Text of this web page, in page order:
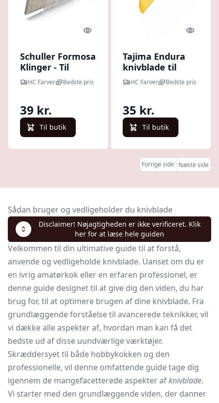
Quick look
Schuller Formosa
Klinger - Til
hobbykniv 18
mm - 10 stk
HC Farver Bedste pris
39 kr.
Til butik
Quick
Tajima Endura
knivblade til
hobbykniv 9 mm
- 10 stk
HC Farver Bedste pris
35 kr.
Til butik
Forrige side Næste side
Sådan bruger og vedligeholder du knivblade
Disclaimer! Nøjagtigheden er ikke verificeret. Klik
her for at læse hele guiden
Velkommen til din ultimative guide til at forstå,
anvende og vedligeholde knivblade. Uanset om du er
en ivrig amatørkok eller en erfaren professionel, er
denne guide designet til at give dig den viden, du har
brug for, til at optimere brugen af dine knivblade. Fra
grundlæggende forståelse til avancerede teknikker, vil
vi dække alle aspekter af, hvordan man kan få det
bedste ud af disse uundværlige værktøjer.
Skræddersyet til både hobbykokken og den
professionelle, vil denne omfattende guide tage dig
igennem de mangefacetterede aspekter afknivblade.
Vi starter med den grundlæggende viden, der danner